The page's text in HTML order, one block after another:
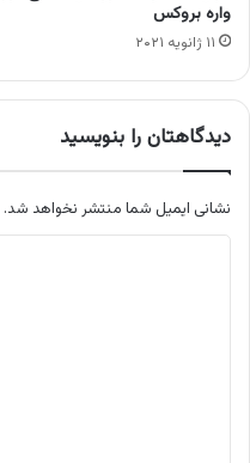
واره بروکس
۱۱ ژانویه ۲۰۲۱
دیدگاهتان را بنویسید
نشانی ایمیل شما منتشر نخواهد شد.